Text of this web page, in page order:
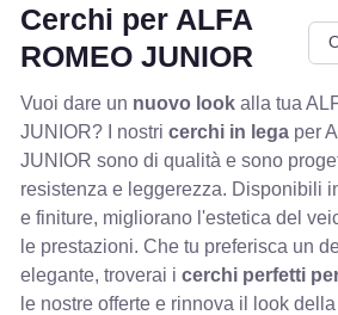
Cerchi per ALFA
ROMEO JUNIOR
Vuoi dare un nuovo lookalla tua
JUNIOR? I nostri cerchi in legaper
JUNIOR sono di qualità e sono
resistenza e leggerezza. Disponibili
e finiture, migliorano l'estetica del
le prestazioni. Che tu preferisca un
elegante, troverai i cerchi perfetti
le nostre offerte e rinnova il look